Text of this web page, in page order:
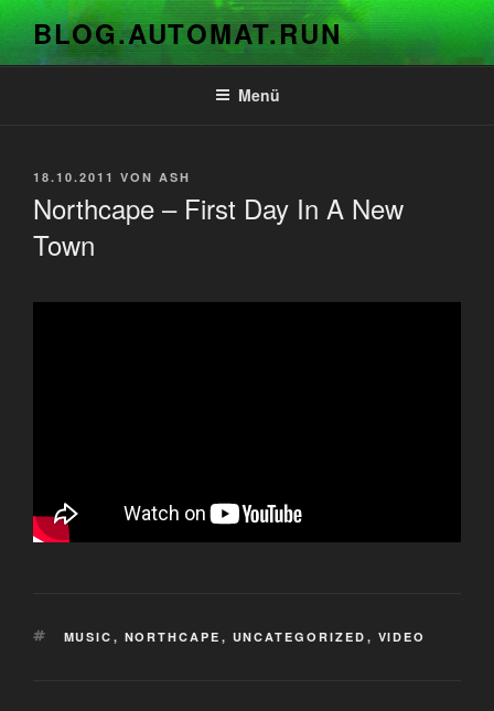
Zum
Inhalt
springen
BLOG.AUTOMAT.RUN
Menü
VERÖFFENTLICHT
18.10.2011 VON ASH
Northcape – First Day In A New
Town
SCHLAGWÖRTER
MUSIC , NORTHCAPE , UNCATEGORIZED , VIDEO